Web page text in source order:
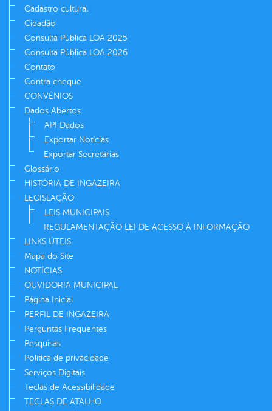
Cadastro cultural
Cidadão
Consulta Pública LOA 2025
Consulta Pública LOA 2026
Contato
Contra cheque
CONVÊNIOS
Dados Abertos
API Dados
Exportar Notícias
Exportar Secretarias
Glossário
HISTÓRIA DE INGAZEIRA
LEGISLAÇÃO
LEIS MUNICIPAIS
REGULAMENTAÇÃO LEI DE ACESSO À INFORMAÇÃO
LINKS ÚTEIS
Mapa do Site
NOTÍCIAS
OUVIDORIA MUNICIPAL
Página Inicial
PERFIL DE INGAZEIRA
Perguntas Frequentes
Pesquisas
Política de privacidade
Serviços Digitais
Teclas de Acessibilidade
TECLAS DE ATALHO